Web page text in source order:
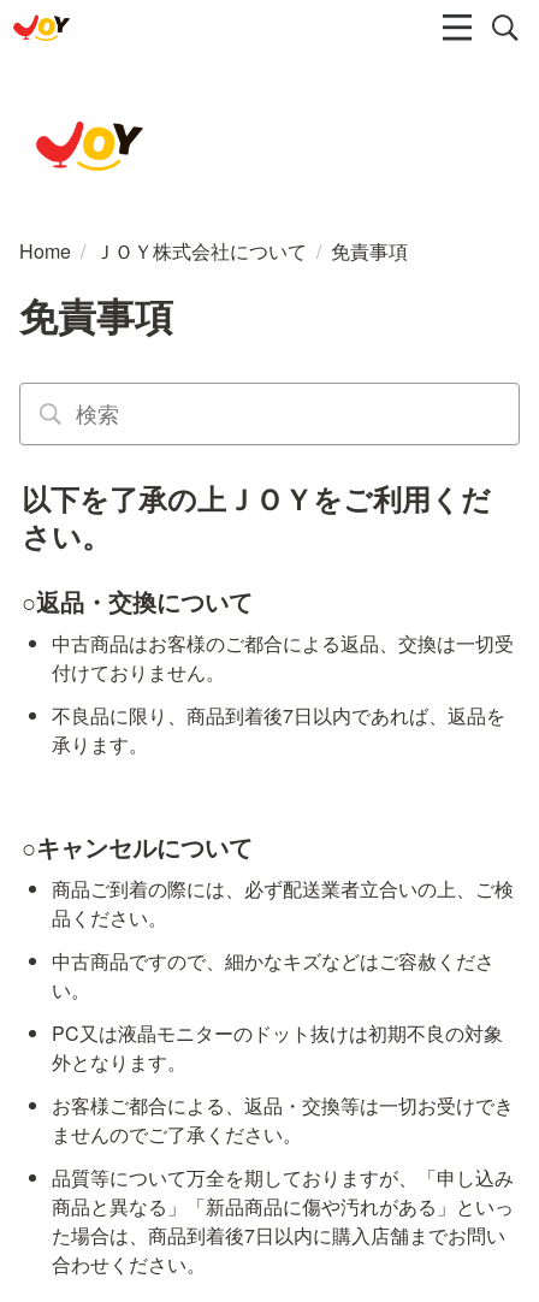
Home / ＪＯＹ株式会社について / 免責事項
免責事項
以下を了承の上ＪＯＹをご利用くだ
さい。
○返品・交換について
中古商品はお客様のご都合による返品、交換は一切受
付けておりません。
不良品に限り、商品到着後7日以内であれば、返品を
承ります。
○キャンセルについて
商品ご到着の際には、必ず配送業者立合いの上、ご検
品ください。
中古商品ですので、細かなキズなどはご容赦くださ
い。
PC又は液晶モニターのドット抜けは初期不良の対象
外となります。
お客様ご都合による、返品・交換等は一切お受けでき
ませんのでご了承ください。
品質等について万全を期しておりますが、「申し込み
商品と異なる」「新品商品に傷や汚れがある」といっ
た場合は、商品到着後7日以内に購入店舗までお問い
合わせください。